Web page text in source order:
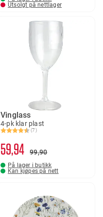
Utsolgt på nettlager
Vinglass
4-pk klar plast
Karakter:
(7)
4.7 av 5 mulige
59 94 99 90
På lager i butikk
Kan kjøpes på nett